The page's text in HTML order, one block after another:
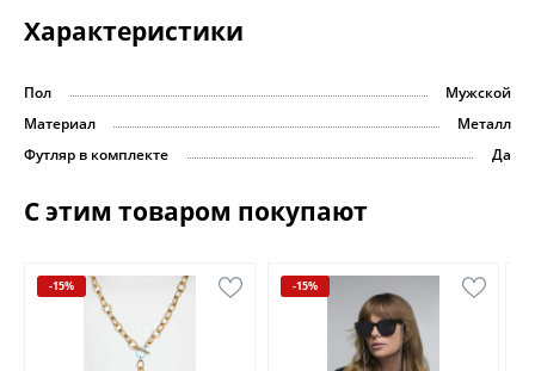
Характеристики
Пол
Мужской
Материал
Металл
Футляр в комплекте
Да
С этим товаром покупают
-15% -15%